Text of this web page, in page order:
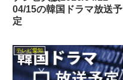
04/15の韓国ドラマ放送予
定
テレビ愛知